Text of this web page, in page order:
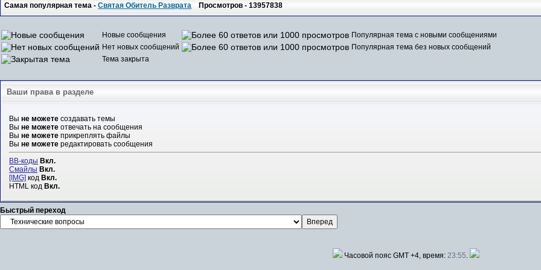
Самая популярная тема -Святая Обитель Разврата Просмотров - 13957838
Новые сообщения
Популярная тема с новыми сообщениями
Нет новых сообщений
Популярная тема без новых сообщений
Тема закрыта
Ваши права в разделе
Выне можете создавать темы
Выне можете отвечать на сообщения
Выне можете прикреплять файлы
Выне можете редактировать сообщения
BB-коды Вкл.
Смайлы Вкл.
[IMG] код Вкл.
HTML код Вкл.
Быстрый переход
Часовой пояс GMT +4, время: 23:55